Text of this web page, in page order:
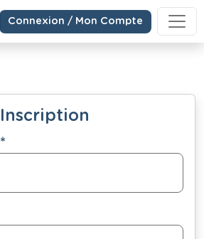
Connexion / Mon Compte
Inscription
*